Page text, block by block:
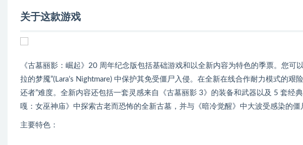
关于这款游戏
《古墓丽影：崛起》20 周年纪念版包括基础游戏和以全新内容为特色的季票。您可
拉的梦魇”(Lara’s Nightmare) 中保护其免受僵尸入侵。在全新在线合作耐力模式的艰
还者”难度。全新内容还包括一套灵感来自《古墓丽影 3》的装备和武器以及 5 套经
嘎：女巫神庙》中探索古老而恐怖的全新古墓，并与《暗冷觉醒》中大波受感染的僵
主要特色：